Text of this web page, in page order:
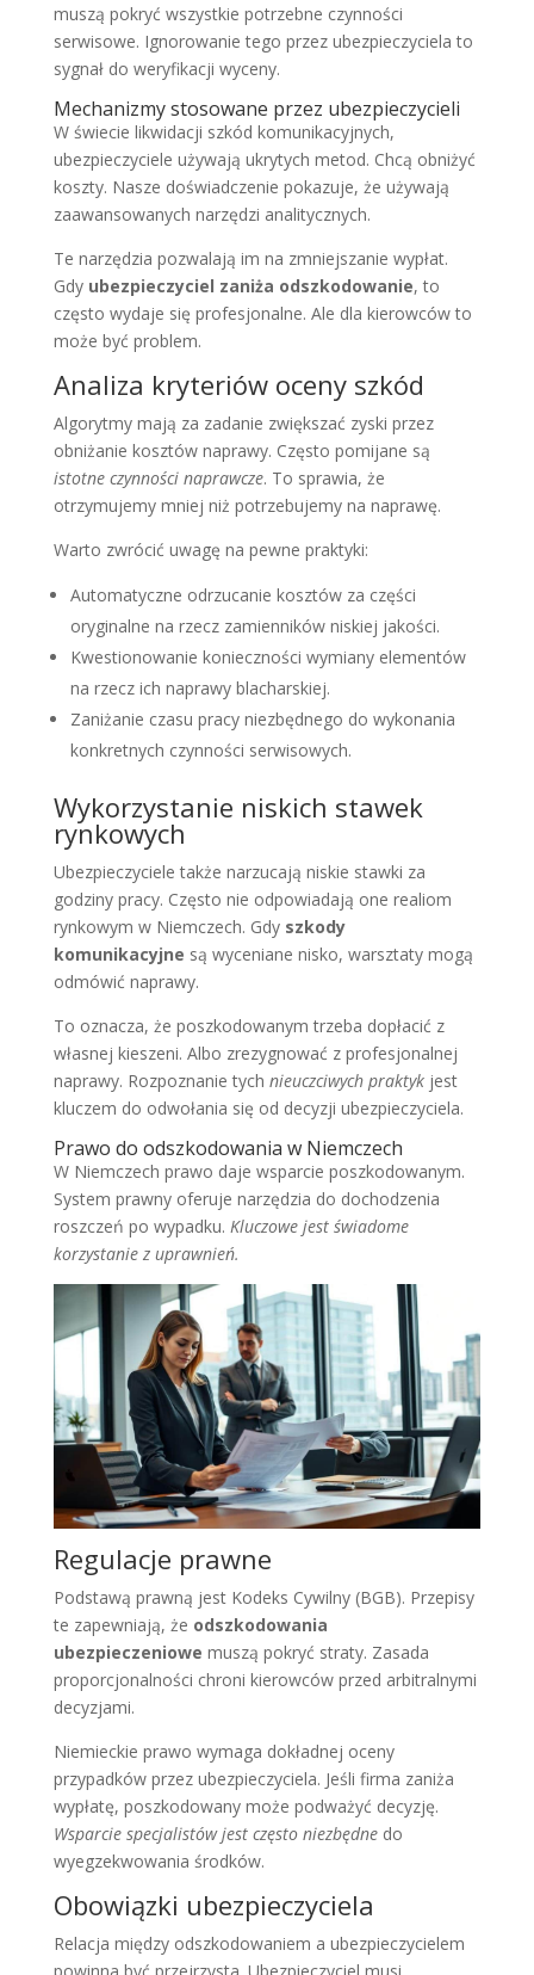
muszą pokryć wszystkie potrzebne czynności
serwisowe. Ignorowanie tego przez ubezpieczyciela to
sygnał do weryfikacji wyceny.
Mechanizmy stosowane przez ubezpieczycieli
W świecie likwidacji szkód komunikacyjnych,
ubezpieczyciele używają ukrytych metod. Chcą obniżyć
koszty. Nasze doświadczenie pokazuje, że używają
zaawansowanych narzędzi analitycznych.
Te narzędzia pozwalają im na zmniejszanie wypłat.
Gdy ubezpieczyciel zaniża odszkodowanie, to
często wydaje się profesjonalne. Ale dla kierowców to
może być problem.
Analiza kryteriów oceny szkód
Algorytmy mają za zadanie zwiększać zyski przez
obniżanie kosztów naprawy. Często pomijane są
istotne czynności naprawcze. To sprawia, że
otrzymujemy mniej niż potrzebujemy na naprawę.
Warto zwrócić uwagę na pewne praktyki:
Automatyczne odrzucanie kosztów za części
oryginalne na rzecz zamienników niskiej jakości.
Kwestionowanie konieczności wymiany elementów
na rzecz ich naprawy blacharskiej.
Zaniżanie czasu pracy niezbędnego do wykonania
konkretnych czynności serwisowych.
Wykorzystanie niskich stawek
rynkowych
Ubezpieczyciele także narzucają niskie stawki za
godziny pracy. Często nie odpowiadają one realiom
rynkowym w Niemczech. Gdy szkody
komunikacyjne są wyceniane nisko, warsztaty mogą
odmówić naprawy.
To oznacza, że poszkodowanym trzeba dopłacić z
własnej kieszeni. Albo zrezygnować z profesjonalnej
naprawy. Rozpoznanie tych nieuczciwych praktykjest
kluczem do odwołania się od decyzji ubezpieczyciela.
Prawo do odszkodowania w Niemczech
W Niemczech prawo daje wsparcie poszkodowanym.
System prawny oferuje narzędzia do dochodzenia
roszczeń po wypadku. Kluczowe jest świadome
korzystanie z uprawnień.
Regulacje prawne
Podstawą prawną jest Kodeks Cywilny (BGB). Przepisy
te zapewniają, że odszkodowania
ubezpieczeniowe muszą pokryć straty. Zasada
proporcjonalności chroni kierowców przed arbitralnymi
decyzjami.
Niemieckie prawo wymaga dokładnej oceny
przypadków przez ubezpieczyciela. Jeśli firma zaniża
wypłatę, poszkodowany może podważyć decyzję.
Wsparcie specjalistów jest często niezbędnedo
wyegzekwowania środków.
Obowiązki ubezpieczyciela
Relacja między odszkodowaniem a ubezpieczycielem